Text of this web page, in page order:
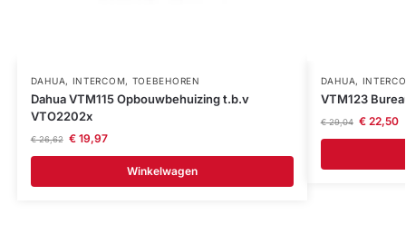
DAHUA, INTERCOM, TOEBEHOREN
Dahua VTM115 Opbouwbehuizing t.b.v
VTO2202x
€26,62 €19,97
Winkelwagen
DAHUA,
VTM123
€29,04 €22,50